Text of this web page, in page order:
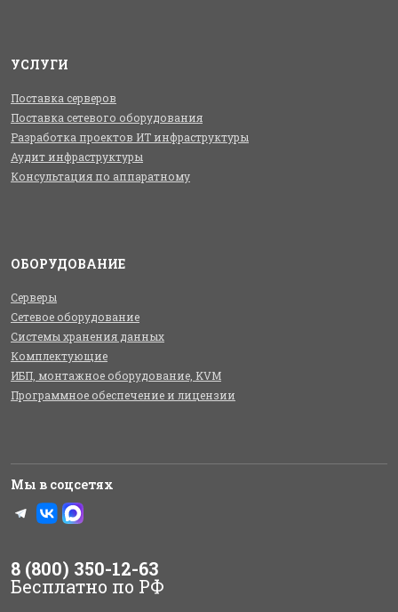
УСЛУГИ
Поставка серверов
Поставка сетевого оборудования
Разработка проектов ИТ инфраструктуры
Аудит инфраструктуры
Консультация по аппаратному
ОБОРУДОВАНИЕ
Серверы
Сетевое оборудование
Системы хранения данных
Комплектующие
ИБП, монтажное оборудование, KVM
Программное обеспечение и лицензии
Мы в соцсетях
8 (800) 350-12-63
Бесплатно по РФ